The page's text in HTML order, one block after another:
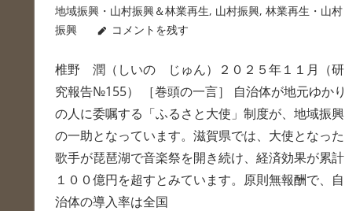
地域振興・山村振興＆林業再生, 山村振興, 林業再生・山村
振興
コメントを残す
椎野 潤（しいの じゅん）２０２５年１１月（研
究報告№155） ［巻頭の一言］ 自治体が地元ゆかり
の人に委嘱する「ふるさと大使」制度が、地域振興
の一助となっています。滋賀県では、大使となった
歌手が琵琶湖で音楽祭を開き続け、経済効果が累計
１００億円を超すとみています。原則無報酬で、自
治体の導入率は全国